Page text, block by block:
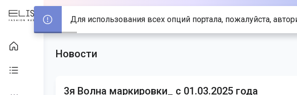
Новости
3я Волна маркировки_ с 01.03.2025 года
Для использования всех опций портала, пожалуйста,